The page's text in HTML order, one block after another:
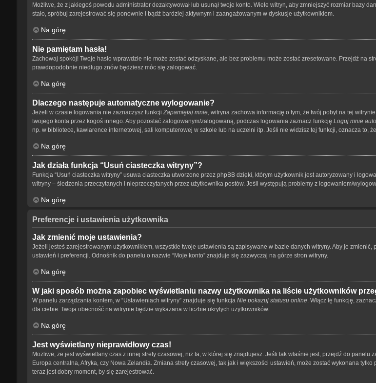
Możliwe, że z jakiegoś powodu administrator dezaktywował lub usunął twoje konto. Wiele witryn, aby zmniejszyć rozmiar bazy
stało, spróbuj zarejestrować się ponownie i bądź bardziej aktywnym i zaangażowanym w dyskusje użytkownikiem.
Na górę
Nie pamiętam hasła!
Zachowaj spokój! Twoje hasło wprawdzie nie może zostać odzyskane, ale bez problemu może zostać zresetowane. Przejdź na
prawdopodobnie niedługo znów będziesz móc się zalogować.
Na górę
Dlaczego następuje automatyczne wylogowanie?
Jeżeli w czasie logowania nie zaznaczysz funkcji Zapamiętaj mnie, witryna zachowa informację o tym, że twój pobyt na tej
twojego konta przez kogoś innego. Aby pozostać zalogowanym/zalogowaną, podczas logowania zaznacz funkcję Loguj mnie
np. w bibliotece, kawiarence internetowej, sali komputerowej w szkole lub na uczelni itp. Jeśli nie widzisz tej funkcji, oznacza to, że
Na górę
Jak działa funkcja “Usuń ciasteczka witryny”?
Funkcja “Usuń ciasteczka witryny” usuwa ciasteczka utworzone przez phpBB dzięki, którym użytkownik jest autoryzowany i
witryny – śledzenia przeczytanych i nieprzeczytanych przez użytkownika postów. Jeśli występują problemy z logowaniem/
Na górę
Preferencje i ustawienia użytkownika
Jak zmienić moje ustawienia?
Jeżeli jesteś zarejestrowanym użytkownikiem, wszystkie twoje ustawienia są zapisywane w bazie danych witryny. Aby je
ustawień i preferencji. Odnośnik do panelu o nazwie “Moje konto” znajduje się zazwyczaj na górze stron witryny.
Na górę
W jaki sposób można zapobiec wyświetlaniu nazwy użytkownika na liście użytkowników
W panelu zarządzania kontem, w “Ustawieniach witryny” znajduje się funkcja Nie pokazuj statusu online. Włącz tę funkcję,
dla ciebie. Twoja obecność na witrynie będzie wykazana w liczbie ukrytych użytkowników.
Na górę
Jest wyświetlany nieprawidłowy czas!
Możliwe, że jest wyświetlany czas z innej strefy czasowej, niż ta, w której się znajdujesz. Jeśli tak właśnie jest, przejdź do panelu
Europa centralna, Afryka, czy Nowa Zelandia. Zmiana strefy czasowej, tak jak i większości ustawień, może zostać wykonana
teraz jest dobry moment, by się zarejestrować.